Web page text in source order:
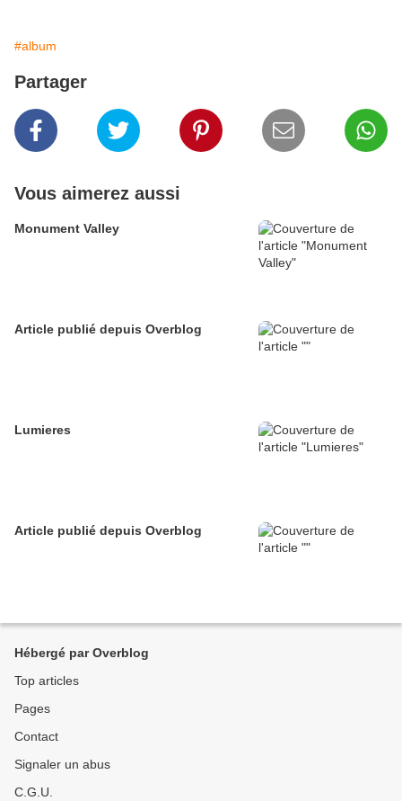
#album
Partager
Vous aimerez aussi
Monument Valley
Article publié depuis Overblog
Lumieres
Article publié depuis Overblog
Hébergé par Overblog
Top articles
Pages
Contact
Signaler un abus
C.G.U.